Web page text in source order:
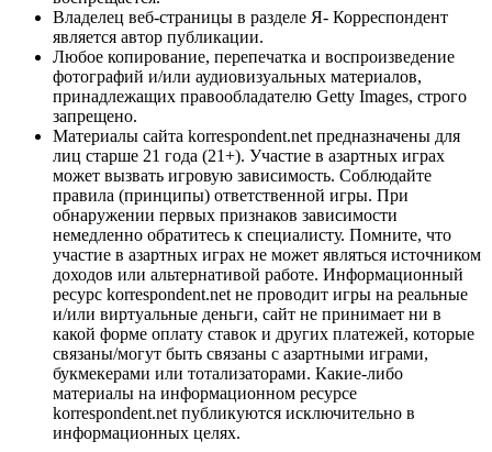
Владелец веб-страницы в разделе Я- Корреспондент
является автор публикации.
Любое копирование, перепечатка и воспроизведение
фотографий и/или аудиовизуальных материалов,
принадлежащих правообладателю Getty Images, строго
запрещено.
Материалы сайта korrespondent.net предназначены для
лиц старше 21 года (21+). Участие в азартных играх
может вызвать игровую зависимость. Соблюдайте
правила (принципы) ответственной игры. При
обнаружении первых признаков зависимости
немедленно обратитесь к специалисту. Помните, что
участие в азартных играх не может являться источником
доходов или альтернативой работе. Информационный
ресурс korrespondent.net не проводит игры на реальные
и/или виртуальные деньги, сайт не принимает ни в
какой форме оплату ставок и других платежей, которые
связаны/могут быть связаны с азартными играми,
букмекерами или тотализаторами. Какие-либо
материалы на информационном ресурсе
korrespondent.net публикуются исключительно в
информационных целях.